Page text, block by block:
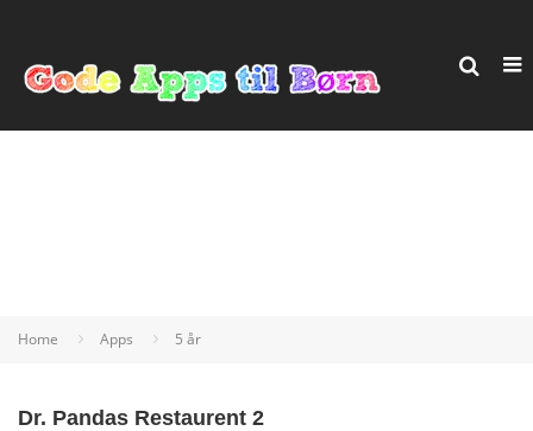
Home Apps 5 år
Dr. Pandas Restaurent 2